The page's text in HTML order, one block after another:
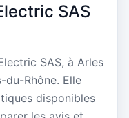
SAS
SAS, à Arles
du-Rhône. Elle
disponibles